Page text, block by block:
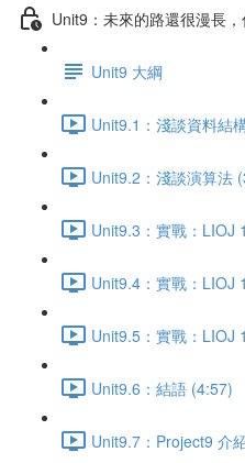
Unit9：未來的路還很漫長
Unit9 大綱
Unit9.1：淺談資料結
Unit9.2：淺談演算法
Unit9.3：實戰：LIOJ
Unit9.4：實戰：LIOJ
Unit9.5：實戰：LIOJ
Unit9.6：結語 (4:57)
Unit9.7：Project9 介